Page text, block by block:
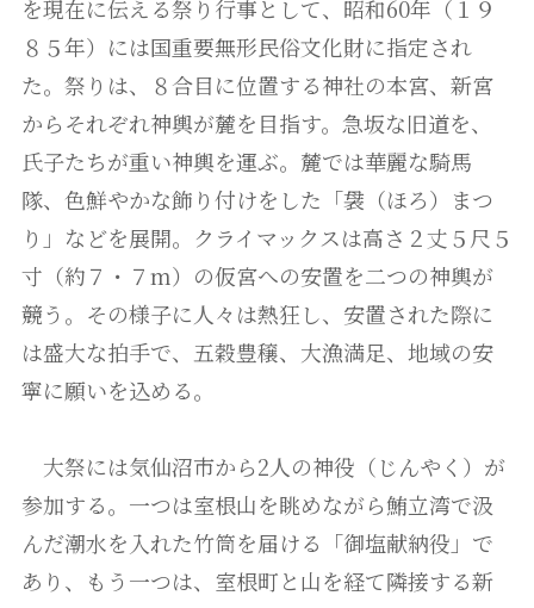
を現在に伝える祭り行事として、昭和60年（１９
８５年）には国重要無形民俗文化財に指定され
た。祭りは、８合目に位置する神社の本宮、新宮
からそれぞれ神輿が麓を目指す。急坂な旧道を、
氏子たちが重い神輿を運ぶ。麓では華麗な騎馬
隊、色鮮やかな飾り付けをした「袰（ほろ）まつ
り」などを展開。クライマックスは高さ２丈５尺５
寸（約７・７m）の仮宮への安置を二つの神輿が
競う。その様子に人々は熱狂し、安置された際に
は盛大な拍手で、五穀豊穣、大漁満足、地域の安
寧に願いを込める。
大祭には気仙沼市から2人の神役（じんやく）が
参加する。一つは室根山を眺めながら鮪立湾で汲
んだ潮水を入れた竹筒を届ける「御塩献納役」で
あり、もう一つは、室根町と山を経て隣接する新